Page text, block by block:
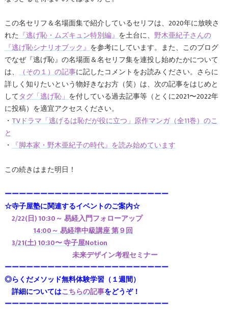
この名セリフ＆名場面集で紹介しているセリフは、2020年に放映さ
れた『逃げ恥・ムズキュン特別編』を土台に、 野木亜紀子さんの
『逃げ恥シナリオブック』を参考にしています。また、このブログ
でなぜ『逃げ恥』の名場面＆名セリフ集を連投し始めたかについて
は、 （その１）の記事に記したコメントをお読みください。さらに
詳しく知りたいという物好きなお方（笑）は、次の記事をはじめと
してタグ「逃げ恥」を付している過去記事等（とくに2021〜2022年
に投稿）を適宜アクセスください。
・ TVドラマ「逃げるは恥だが役に立つ」原作マンガ（全11巻）のこ
と
・ 『脚本家・野木亜紀子の時代』を読み始めています
この続きはまた明日！
ーーーーーーーーーーーーーーーーーーーーーーー
☆寺子屋塾に関連するイベントのご案内☆
2/22(日) 10:30～ 易経入門フォローアップ
14:00～ 易経準中級講座 第９回
3/21(土) 10:30〜 寺子屋Notion
未来デザイン考程セミナー
ーーーーーーーーーーーーーーーーーーーーーーー
◎らくだメソッド無料体験学習（１週間）
詳細についてはこちらの記事をどうぞ！
ーーーーーーーーーーーーーーーーーーーーーーー